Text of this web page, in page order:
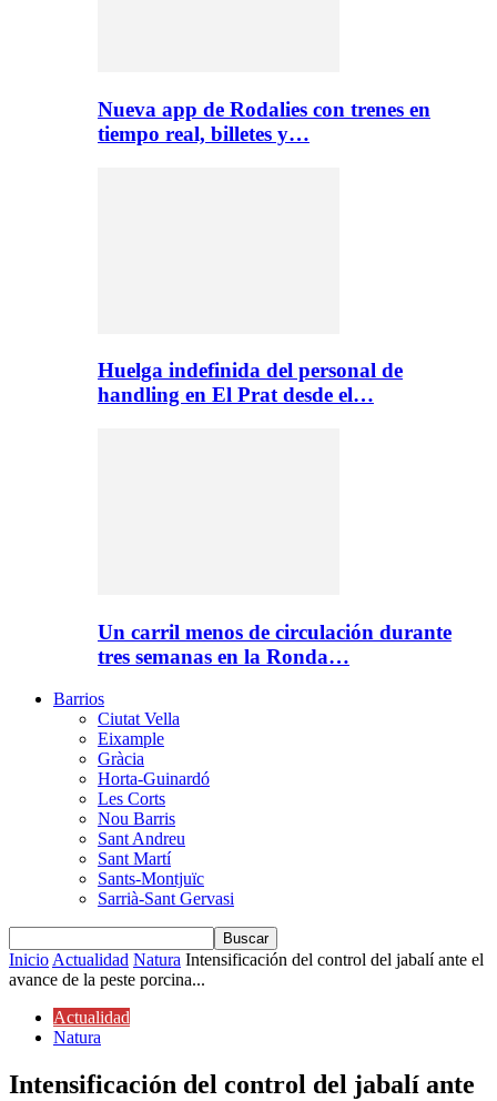
Nueva app de Rodalies con trenes en
tiempo real, billetes y…
Huelga indefinida del personal de
handling en El Prat desde el…
Un carril menos de circulación durante
tres semanas en la Ronda…
Barrios
Ciutat Vella
Eixample
Gràcia
Horta-Guinardó
Les Corts
Nou Barris
Sant Andreu
Sant Martí
Sants-Montjuïc
Sarrià-Sant Gervasi
InicioActualidad Natura Intensificación del control del jabalí ante el
avance de la peste porcina...
Actualidad
Natura
Intensificación del control del jabalí ante